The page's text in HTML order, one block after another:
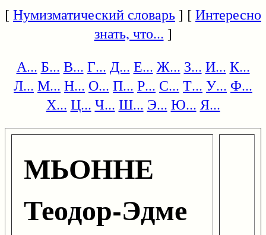
[Нумизматический словарь] [Интересно
знать, что... ]
А... Б... В... Г... Д... Е... Ж... З... И... К...
Л... М... Н... О... П... Р... С... Т... У... Ф...
Х... Ц... Ч... Ш... Э... Ю... Я...
МЬОННЕ
Теодор-Эдме